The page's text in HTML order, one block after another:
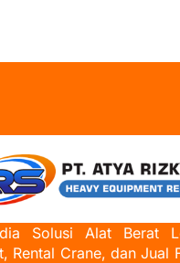
Solusi Alat Berat
Rental Crane, dan Jual